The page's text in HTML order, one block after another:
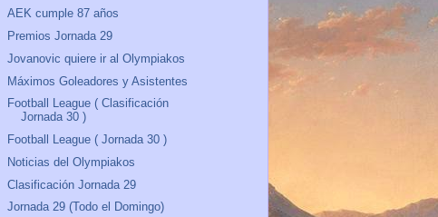
AEK cumple 87 años
Premios Jornada 29
Jovanovic quiere ir al Olympiakos
Máximos Goleadores y Asistentes
Football League ( Clasificación
Jornada 30 )
Football League ( Jornada 30 )
Noticias del Olympiakos
Clasificación Jornada 29
Jornada 29 (Todo el Domingo)